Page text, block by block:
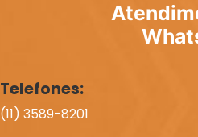
Telefones:
(11) 3589-8201